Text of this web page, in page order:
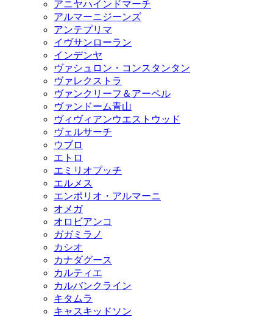
アニヤハインドマーチ
アルマーニジーンズ
アンテプリマ
イヴサンローラン
インデンヤ
ヴァシュロン・コンスタンタン
ヴァレクストラ
ヴァンクリーフ＆アーペル
ヴァンドーム青山
ヴィヴィアンウエストウッド
ヴェルサーチ
ウブロ
エトロ
エミリオプッチ
エルメス
エンポリオ・アルマーニ
オメガ
オロビアンコ
ガガミラノ
カシオ
カナダグース
カルティエ
カルバンクライン
キタムラ
キャスキッドソン